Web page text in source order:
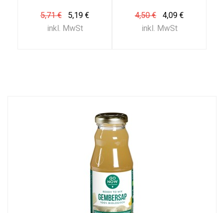
5,71 €
5,19 €
inkl. MwSt
4,50 €
4,09 €
inkl. MwSt